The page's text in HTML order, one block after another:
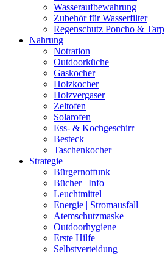
Wasseraufbewahrung
Zubehör für Wasserfilter
Regenschutz Poncho & Tarp
Nahrung
Notration
Outdoorküche
Gaskocher
Holzkocher
Holzvergaser
Zeltofen
Solarofen
Ess- & Kochgeschirr
Besteck
Taschenkocher
Strategie
Bürgernotfunk
Bücher | Info
Leuchtmittel
Energie | Stromausfall
Atemschutzmaske
Outdoorhygiene
Erste Hilfe
Selbstverteidung